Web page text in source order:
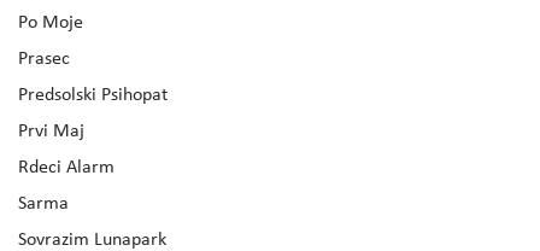
Po Moje
Prasec
Predsolski Psihopat
Prvi Maj
Rdeci Alarm
Sarma
Sovrazim Lunapark